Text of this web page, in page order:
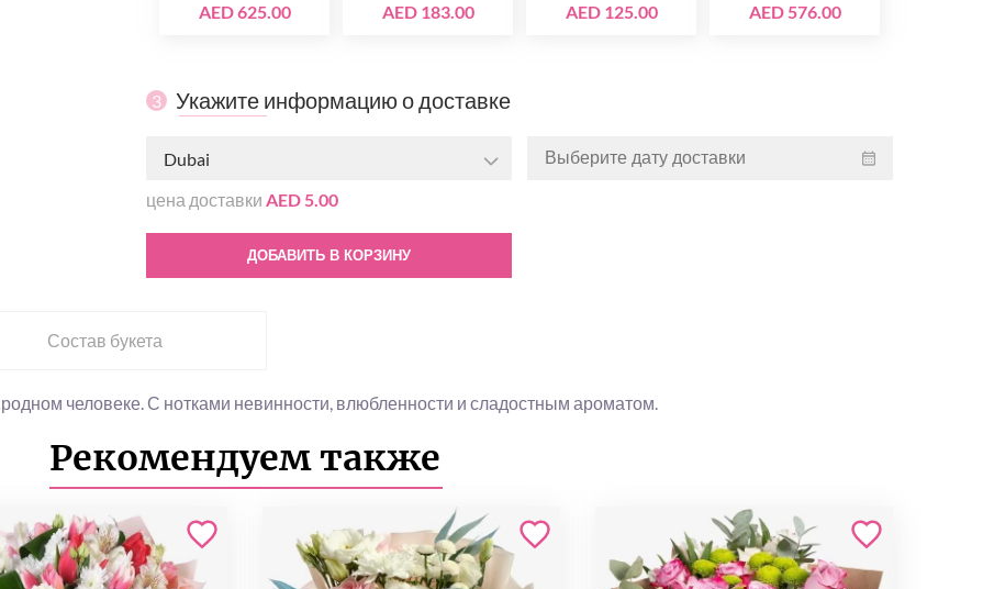
AED 625.00
AED 183.00
AED 125.00
AED 576.00
3 Укажите информацию о доставке
Dubai
цена доставкиAED 5.00
ДОБАВИТЬ В КОРЗИНУ
Состав букета
человеке. С нотками невинности, влюбленности и сладостным ароматом.
Рекомендуем также